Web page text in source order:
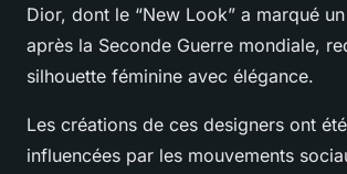
Dior, dont le “New Look” a marqué
après la Seconde Guerre mondiale,
silhouette féminine avec élégance.
Les créations de ces designers ont
influencées par les mouvements